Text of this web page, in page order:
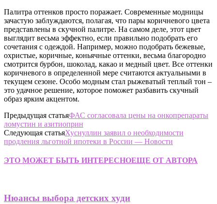
Палитра оттенков просто поражает. Современные модницы
зачастую заблуждаются, полагая, что пары коричневого цвета
представлены в скучной палитре. На самом деле, этот цвет
выглядит весьма эффектно, если правильно подобрать его
сочетания с одеждой. Например, можно подобрать бежевые,
охристые, коричные, коньячные оттенки, весьма благородно
смотрится бурбон, шоколад, какао и медный цвет. Все оттенки
коричневого в определенной мере считаются актуальными в
текущем сезоне. Особо модным стал рыжеватый теплый тон –
это удачное решение, которое поможет разбавить скучный
образ ярким акцентом.
Предыдущая статьяФАС согласовала цены на онкопрепараты
ломустин и азитиоприн
Следующая статьяХуснуллин заявил о необходимости
продления льготной ипотеки в России — Новости
ЭТО МОЖЕТ БЫТЬ ИНТЕРЕСНОЕЩЕ ОТ АВТОРА
Нюансы выбора детских худи